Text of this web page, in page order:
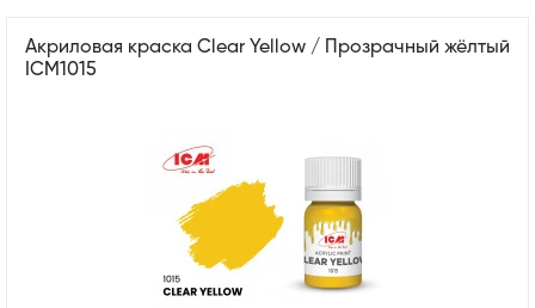
Акриловая краска Clear Yellow / Прозрачный жёлтый
ICM1015